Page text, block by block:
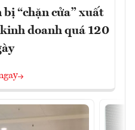
“chặn cửa” xuất
doanh quá 120